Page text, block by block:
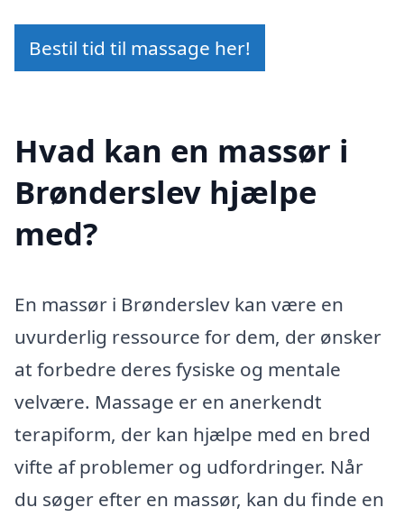
Bestil tid til massage her!
Hvad kan en massør i
Brønderslev hjælpe
med?
En massør i Brønderslev kan være en
uvurderlig ressource for dem, der ønsker
at forbedre deres fysiske og mentale
velvære. Massage er en anerkendt
terapiform, der kan hjælpe med en bred
vifte af problemer og udfordringer. Når
du søger efter en massør, kan du finde en